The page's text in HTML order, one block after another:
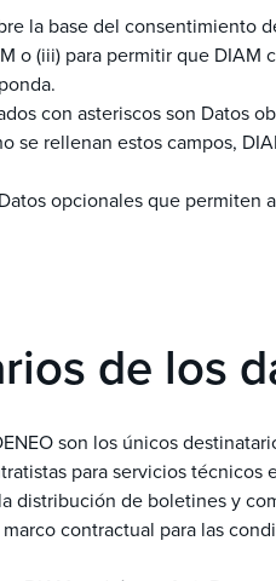
la base del consentimiento
o (iii) para permitir que DIAM
con asteriscos son Datos
se rellenan estos campos,
opcionales que permiten
de los
son los únicos
para servicios
distribución de boletines y
contractual para las